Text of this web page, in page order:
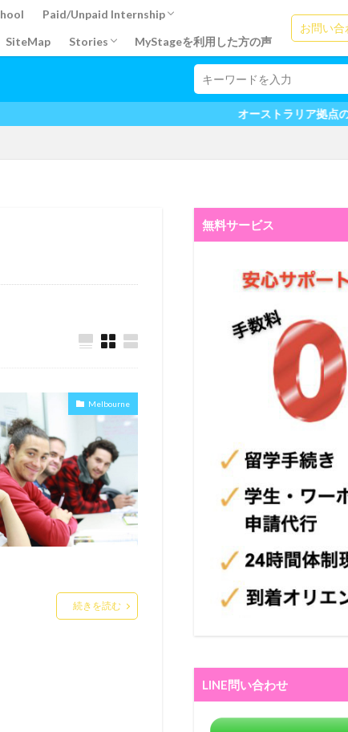
Paid/Unpaid Internship
Paid Internship
internship experience
Korea Internship
Japan Internship
Unpaid Internship
SiteMap Stories
無給インターンシップ体験談
大学生春休み/夏休みプログラム体験談
ホームステイ・田舎ステイ
Other Experience Stories
MyStageを利用した方の声
お問い合
オーストラリア拠点の留学エージェ
Melbourne
続きを読む
無料サービス
LINE問い合わせ